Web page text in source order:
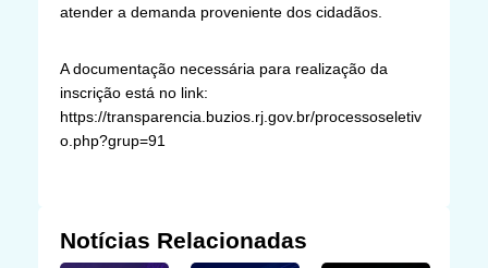
atender a demanda proveniente dos cidadãos.
A documentação necessária para realização da
inscrição está no link:
https://transparencia.buzios.rj.gov.br/processoseletiv
o.php?grup=91
Notícias Relacionadas